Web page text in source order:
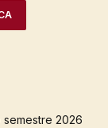
semestre 2026